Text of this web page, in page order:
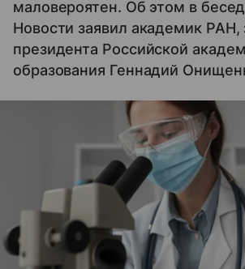
маловероятен. Об этом в
Новости заявил академик РАН,
президента Российской
образования Геннадий